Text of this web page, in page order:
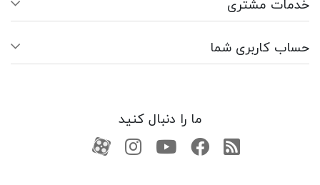
خدمات مشتری
حساب کاربری شما
ما را دنبال کنید
RSSفیسبوکیوتیوبکانال آپارات
کانال آپارات